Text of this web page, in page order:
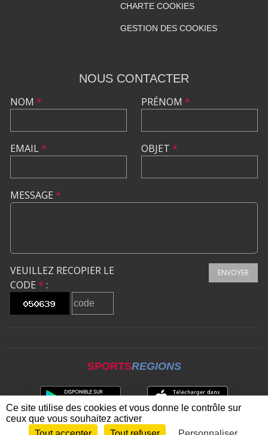
CHARTE COOKIES
GESTION DES COOKIES
NOUS CONTACTER
NOM *
EMAIL*
PRÉNOM *
OBJET *
MESSAGE *
VEUILLEZ RECOPIER LE
CODE * :
ENVOYER
SPORTSREGIONS
Ce site utilise des cookies et vous donne le contrôle sur
ceux que vous souhaitez activer